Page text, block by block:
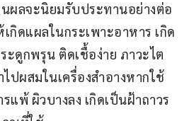
ผลจะนิยมรับประทานอย่างต่อ
กิดแผลในกระเพาะอาหาร เกิด
ดูกพรุน ติดเชื้อง่าย ภาวะไต
ปผสมในเครื่องสำอางหากใช้
แพ้ ผิวบางลง เกิดเป็นฝ้าถาวร